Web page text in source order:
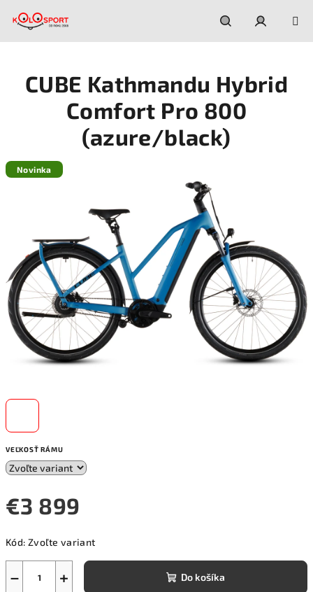
Hľadať
VEĽKOSŤ RÁMU
€3 899
cena:
Kód: Zvoľte variant
+
− Do košíka
CUBE Kathmandu Hybrid
Comfort Pro 800
(azure/black)
Novinka